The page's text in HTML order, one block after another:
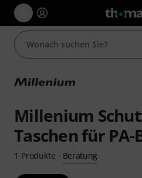
Millenium
Taschen für PA-
1 Produkte · Beratung